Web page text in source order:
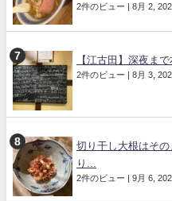
2件のビュー | 8月 2,
【江古田】深夜ま
2件のビュー | 8月 3,
切り干し大根はそ
り...
2件のビュー | 9月 6,